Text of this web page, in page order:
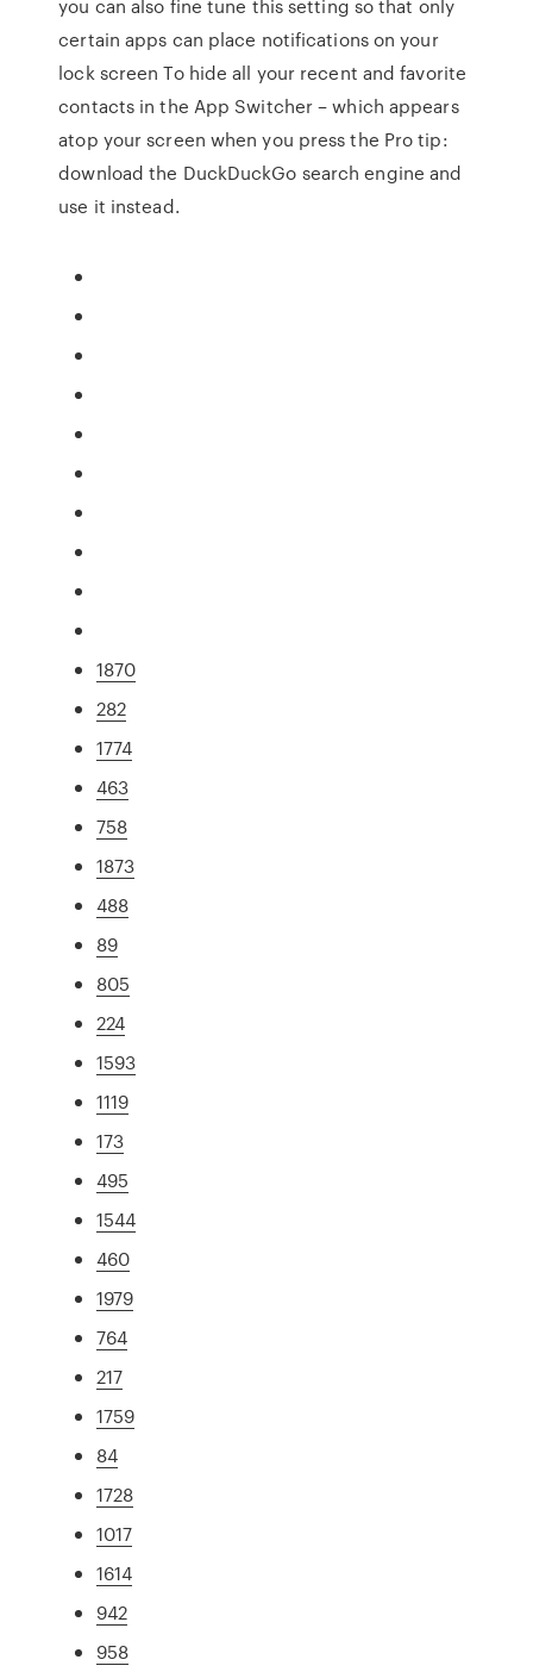
you can also fine tune this setting so that only
certain apps can place notifications on your
lock screen To hide all your recent and favorite
contacts in the App Switcher – which appears
atop your screen when you press the Pro tip:
download the DuckDuckGo search engine and
use it instead.
1870
282
1774
463
758
1873
488
89
805
224
1593
1119
173
495
1544
460
1979
764
217
1759
84
1728
1017
1614
942
958